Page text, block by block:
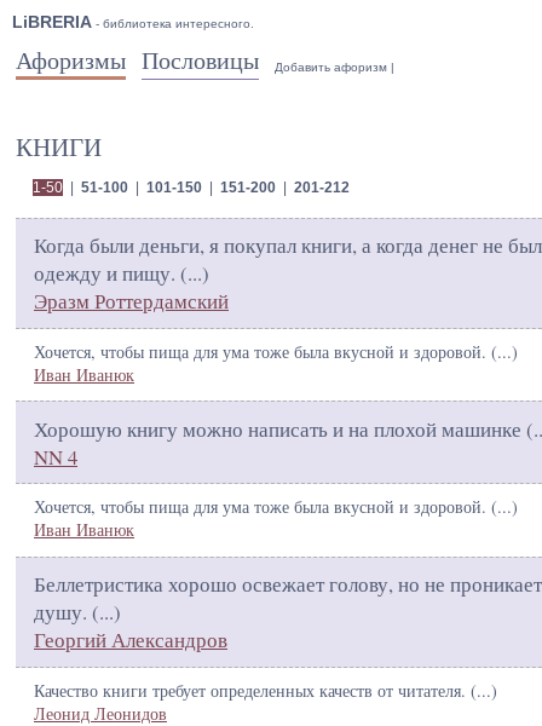
LiBRERIA - библиотека интересного.
Афоризмы Пословицы Добавить афоризм |
КНИГИ
1-50| 51-100| 101-150| 151-200| 201-212
Когда были деньги, я покупал книги, а когда денег не
одежду и пищу. (...)
Эразм Роттердамский
Хочется, чтобы пища для ума тоже была вкусной и здоровой. (...)
Иван Иванюк
Хорошую книгу можно написать и на плохой машинке (
NN 4
Хочется, чтобы пища для ума тоже была вкусной и здоровой. (...)
Иван Иванюк
Беллетристика хорошо освежает голову, но не
душу. (...)
Георгий Александров
Качество книги требует определенных качеств от читателя. (...)
Леонид Леонидов